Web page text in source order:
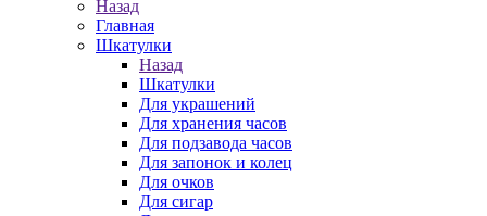
Назад
Главная
Шкатулки
Назад
Шкатулки
Для украшений
Для хранения часов
Для подзавода часов
Для запонок и колец
Для очков
Для сигар